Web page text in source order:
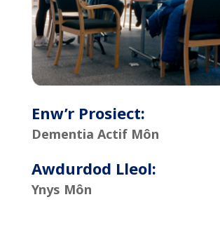
Enw’r Prosiect:
Dementia Actif Môn
Awdurdod Lleol:
Ynys Môn